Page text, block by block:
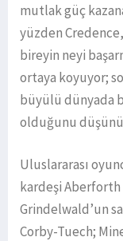
mutlak güç
yüzden
bireyin neyi
ortaya koyuyor;
büyülü dünyada
olduğunu
Uluslararası
kardeşi
Grindelwald’un
Corby-Tuech;